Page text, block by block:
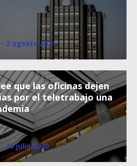
· 2 agosto 2021
que las oficinas dejen
por el teletrabajo una
· 10 julio 2020